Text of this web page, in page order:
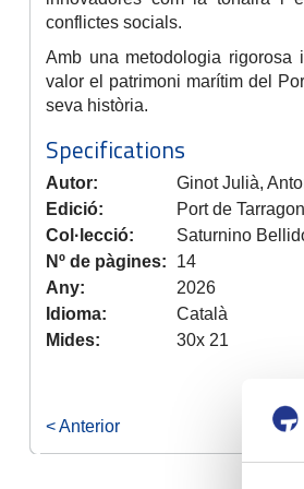
conflictes socials.
Amb una metodologia rigorosa
valor el patrimoni marítim del
seva història.
Specifications
Autor:
Ginot Julià,
Edició:
Port de
Col·lecció:
Saturnino
Nº de pàgines:
14
Any:
2026
Idioma:
Català
Mides:
30x 21
< Anterior